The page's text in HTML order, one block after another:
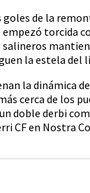
de la
torcida
salineros
la estela del
la dinámica
cerca de los
doble derbi
CF en Nostra